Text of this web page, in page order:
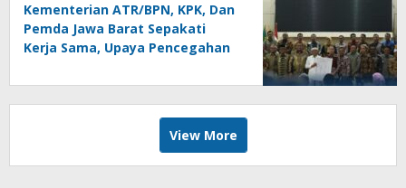
Kementerian ATR/BPN, KPK, Dan
Pemda Jawa Barat Sepakati
Kerja Sama, Upaya Pencegahan
Ekonomi Daerah
View More